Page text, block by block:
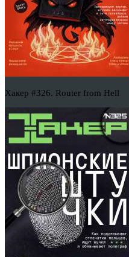
Хакер #326. Router from Hell